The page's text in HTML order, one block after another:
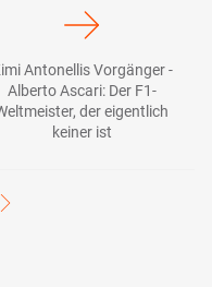
Antonellis Vorgänger -
Alberto Ascari: Der F1-
der eigentlich
keiner ist